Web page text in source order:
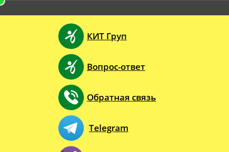
КИТ Груп
Вопрос-ответ
Обратная связь
Telegram